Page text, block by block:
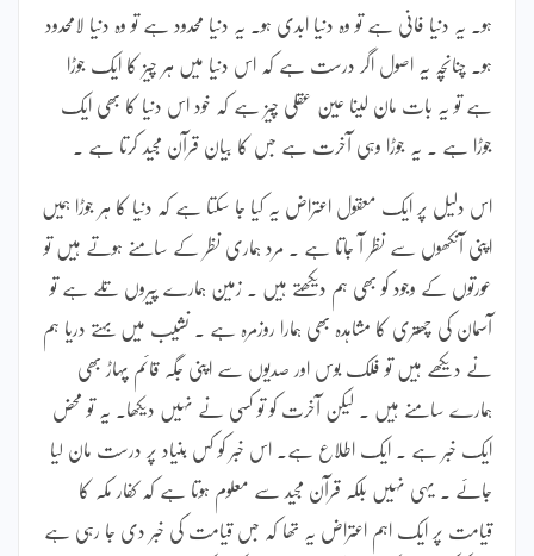
ہو۔ یہ دنیا فانی ہے تو وہ دنیا ابدی ہو۔ یہ دنیا محدود ہے تو وہ دنیا لامحدود
ہو۔ چنانچہ یہ اصول اگر درست ہے کہ اس دنیا میں ہر چیز کا ایک جوڑا
ہے تو یہ بات مان لینا عین عقلی چیز ہے کہ خود اس دنیا کا بھی ایک
جوڑا ہے ۔ یہ جوڑا وہی آخرت ہے جس کا بیان قرآن مجید کرتا ہے ۔
اس دلیل پر ایک معقول اعتراض یہ کیا جا سکتا ہے کہ دنیا کا ہر جوڑا ہمیں
اپنی آنکھوں سے نظر آ جاتا ہے ۔ مرد ہماری نظر کے سامنے ہوتے ہیں تو
عورتوں کے وجود کو بھی ہم دیکھتے ہیں ۔ زمین ہمارے پیروں تلے ہے تو
آسمان کی چھتری کا مشاہدہ بھی ہمارا روزمرہ ہے ۔ نشیب میں بہتے دریا ہم
نے دیکھے ہیں تو فلک بوس اور صدیوں سے اپنی جگہ قائم پہاڑ بھی
ہمارے سامنے ہیں ۔ لیکن آخرت کو تو کسی نے نہیں دیکھا۔ یہ تو محض
ایک خبر ہے ۔ ایک اطلاع ہے۔ اس خبر کو کس بنیاد پر درست مان لیا
جائے ۔ یہی نہیں بلکہ قرآن مجید سے معلوم ہوتا ہے کہ کفار مکہ کا
قیامت پر ایک اہم اعتراض یہ تھا کہ جس قیامت کی خبر دی جا رہی ہے